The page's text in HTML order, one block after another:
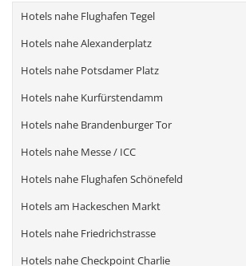
Hotels nahe Flughafen Tegel
Hotels nahe Alexanderplatz
Hotels nahe Potsdamer Platz
Hotels nahe Kurfürstendamm
Hotels nahe Brandenburger Tor
Hotels nahe Messe / ICC
Hotels nahe Flughafen Schönefeld
Hotels am Hackeschen Markt
Hotels nahe Friedrichstrasse
Hotels nahe Checkpoint Charlie